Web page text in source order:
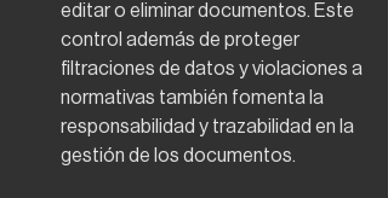
editar o eliminar documentos. Este
control además de proteger
filtraciones de datos y violaciones a
normativas también fomenta la
responsabilidad y trazabilidad en la
gestión de los documentos.